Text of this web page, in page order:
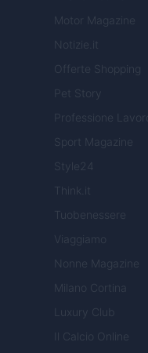
Motor Magazine
Notizie.it
Offerte Shopping
Pet Story
Professione Lavoro
Sport Magazine
Style24
Think.it
Tuobenessere
Viaggiamo
Nonne Magazine
Milano Cortina
Luxury Club
Il Calcio Online